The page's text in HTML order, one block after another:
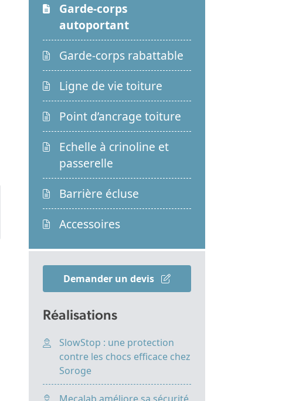
Garde-corps
autoportant
Garde-corps rabattable
Ligne de vie toiture
Point d’ancrage toiture
Echelle à crinoline et
passerelle
Barrière écluse
Accessoires
Demander un devis
Réalisations
SlowStop : une protection
contre les chocs efficace chez
Soroge
Mecalab améliore sa sécurité